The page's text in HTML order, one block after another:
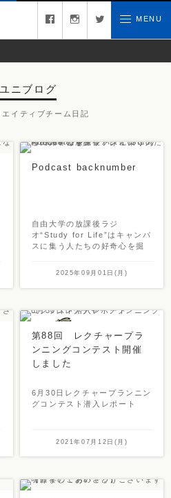
い合わせfacebook instagram twitter MENU
ニブログ
イティブチーム日記
Podcast backnumber
自由大学の放課後ラジ
オ“Study for Life”はキャンパ
スに集う人たちの好奇心を掘
2025年09月01日(月)
第88回 レクチャープラ
ンニングコンテスト開催
しました
6月30日レクチャープランニン
グコンテスト潜入レポート
2021年07月12日(月)